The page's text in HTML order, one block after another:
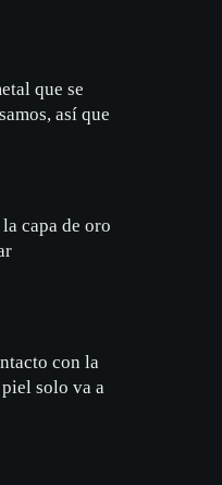
que se
así que
capa de oro
con la
solo va a